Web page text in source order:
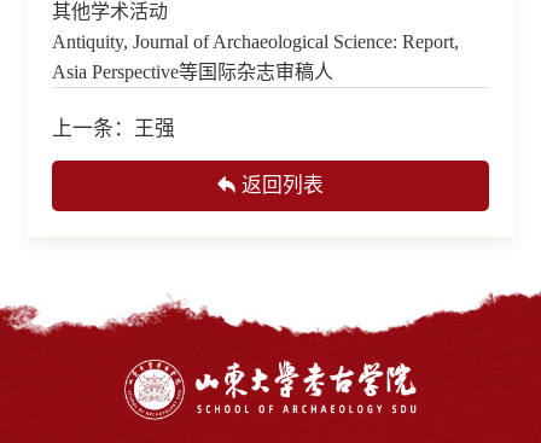
其他学术活动
Antiquity, Journal of Archaeological Science: Report,
Asia Perspective等国际杂志审稿人
上一条： 王强
返回列表